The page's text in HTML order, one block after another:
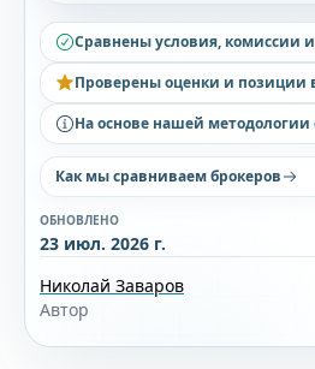
Сравнены условия, комиссии
Проверены оценки и позиции
На основе нашей методологии
Как мы сравниваем брокеров
ОБНОВЛЕНО
23 июл. 2026 г.
Николай Заваров
Автор